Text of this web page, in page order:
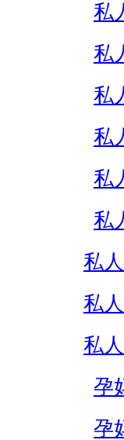
私
私
私
私
私
私
私
私
私
孕
孕